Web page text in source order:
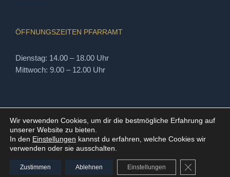
ÖFFNUNGSZEITEN PFARRAMT
Dienstag: 14.00 – 18.00 Uhr
Mittwoch: 9.00 – 12.00 Uhr
Rödern | Kirchplatz 2 - 01471 Radeburg
Wir verwenden Cookies, um dir die bestmögliche Erfahrung auf
unserer Website zu bieten.
In den Einstellungen kannst du erfahren, welche Cookies wir
verwenden oder sie ausschalten.
Zustimmen Ablehnen Einstellungen GDPR